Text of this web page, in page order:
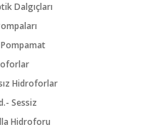
Dalgıçları
Hidroforlar
Sessiz
Hidroforu